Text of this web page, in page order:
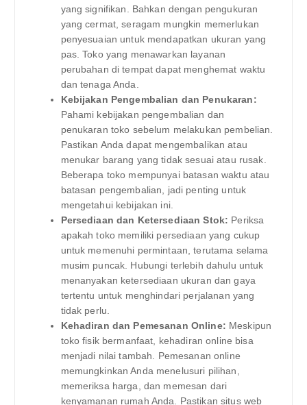
yang signifikan. Bahkan dengan pengukuran
yang cermat, seragam mungkin memerlukan
penyesuaian untuk mendapatkan ukuran yang
pas. Toko yang menawarkan layanan
perubahan di tempat dapat menghemat waktu
dan tenaga Anda.
Kebijakan Pengembalian dan Penukaran:
Pahami kebijakan pengembalian dan
penukaran toko sebelum melakukan pembelian.
Pastikan Anda dapat mengembalikan atau
menukar barang yang tidak sesuai atau rusak.
Beberapa toko mempunyai batasan waktu atau
batasan pengembalian, jadi penting untuk
mengetahui kebijakan ini.
Persediaan dan Ketersediaan Stok: Periksa
apakah toko memiliki persediaan yang cukup
untuk memenuhi permintaan, terutama selama
musim puncak. Hubungi terlebih dahulu untuk
menanyakan ketersediaan ukuran dan gaya
tertentu untuk menghindari perjalanan yang
tidak perlu.
Kehadiran dan Pemesanan Online: Meskipun
toko fisik bermanfaat, kehadiran online bisa
menjadi nilai tambah. Pemesanan online
memungkinkan Anda menelusuri pilihan,
memeriksa harga, dan memesan dari
kenyamanan rumah Anda. Pastikan situs web